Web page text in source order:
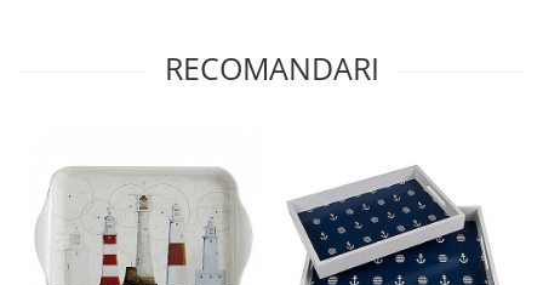
RECOMANDARI